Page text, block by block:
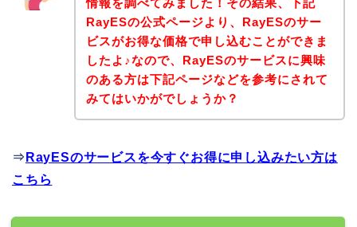
情報を調べてみました！その結果、下記
RayESの公式ページより、RayESのサー
ビスがお得な価格で申し込むことができま
したよ♪なので、RayESのサービスに興味
のある方は下記ページなどを参考にされて
みてはいかがでしょうか？
⇒ RayESのサービスを今すぐお得に申し込みたい方は
こちら